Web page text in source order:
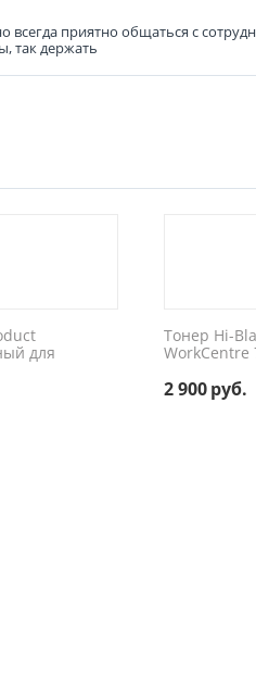
приятно общаться с
так держать
для
Тонер Hi-
WorkCentre
2 900руб.